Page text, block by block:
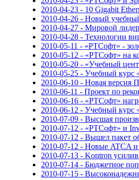
2010-04-23 - 10 Gigabit
2010-04-26 - Новый
2010-04-27 - Мировой
2010-04-28 - Технологии
2010-05-11 - «РТСофт» -
2010-05-12 - «РТСофт» на
2010-05-20 - «Учебный
2010-05-25 - Учебный
2010-06-10 - Новая версия
2010-06-11 - Проект по
2010-06-16 - «РТСофт»
2010-06-12 - Учебный курс
2010-07-09 - Высшая
2010-07-12 - «РТСофт» и
2010-07-12 - Вышел пакет
2010-07-12 - Новые ATCA и
2010-07-13 - Kontron
2010-07-14 - Бюджетное
2010-07-15 -